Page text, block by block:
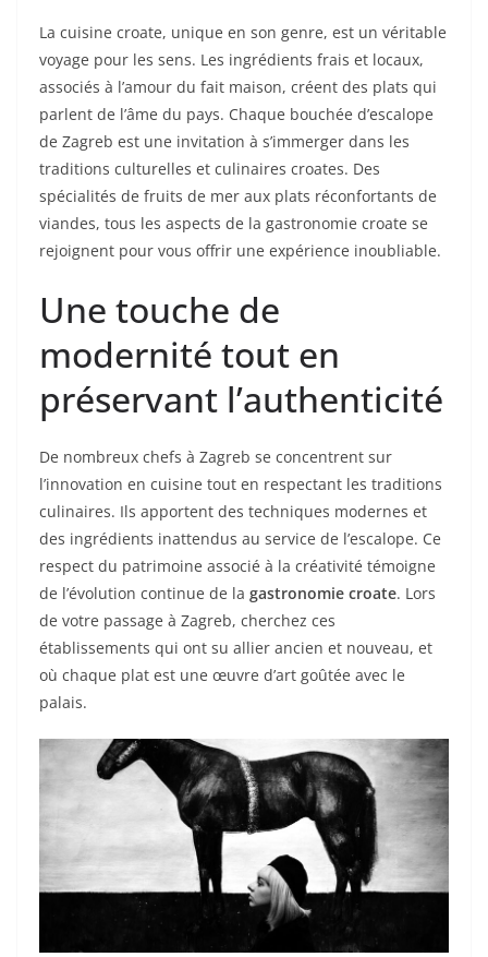
La cuisine croate, unique en son genre, est un véritable
voyage pour les sens. Les ingrédients frais et locaux,
associés à l’amour du fait maison, créent des plats qui
parlent de l’âme du pays. Chaque bouchée d’escalope
de Zagreb est une invitation à s’immerger dans les
traditions culturelles et culinaires croates. Des
spécialités de fruits de mer aux plats réconfortants de
viandes, tous les aspects de la gastronomie croate se
rejoignent pour vous offrir une expérience inoubliable.
Une touche de
modernité tout en
préservant l’authenticité
De nombreux chefs à Zagreb se concentrent sur
l’innovation en cuisine tout en respectant les traditions
culinaires. Ils apportent des techniques modernes et
des ingrédients inattendus au service de l’escalope. Ce
respect du patrimoine associé à la créativité témoigne
de l’évolution continue de la gastronomie croate. Lors
de votre passage à Zagreb, cherchez ces
établissements qui ont su allier ancien et nouveau, et
où chaque plat est une œuvre d’art goûtée avec le
palais.